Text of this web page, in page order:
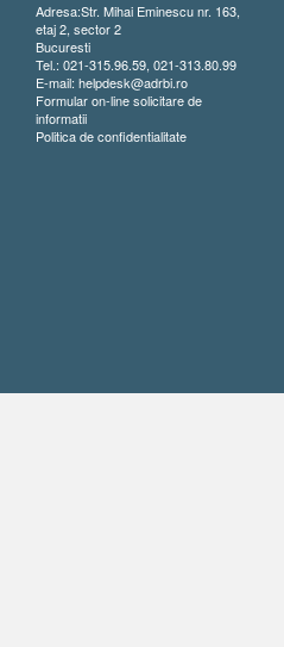
Adresa:Str. Mihai Eminescu nr. 163,
etaj 2, sector 2
Bucuresti
Tel.: 021-315.96.59, 021-313.80.99
E-mail: helpdesk@adrbi.ro
Formular on-line solicitare de
informatii
Politica de confidentialitate